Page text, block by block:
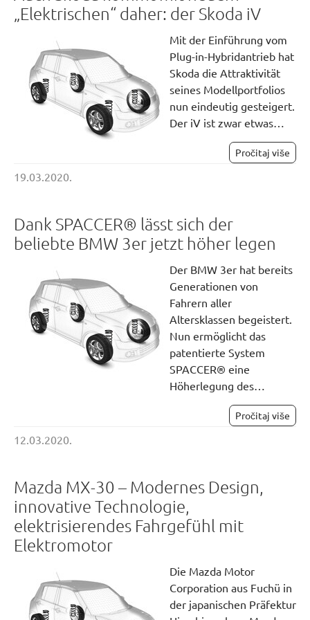
„Elektrischen“ daher: der Skoda iV
Mit der Einführung vom
Plug-in-Hybridantrieb hat
Skoda die Attraktivität
seines Modellportfolios
nun eindeutig gesteigert.
Der iV ist zwar etwas…
Pročitaj više
19.03.2020.
Dank SPACCER® lässt sich der
beliebte BMW 3er jetzt höher legen
Der BMW 3er hat bereits
Generationen von
Fahrern aller
Altersklassen begeistert.
Nun ermöglicht das
patentierte System
SPACCER® eine
Höherlegung des…
Pročitaj više
12.03.2020.
Mazda MX-30 – Modernes Design,
innovative Technologie,
elektrisierendes Fahrgefühl mit
Elektromotor
Die Mazda Motor
Corporation aus Fuchü in
der japanischen Präfektur